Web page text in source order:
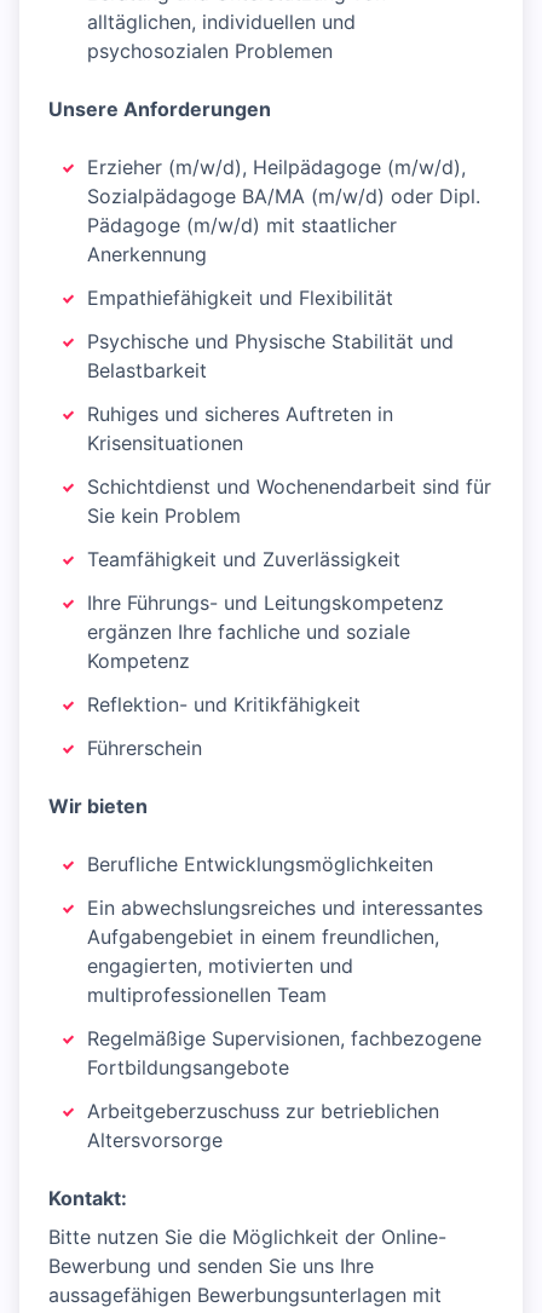
alltäglichen, individuellen und
psychosozialen Problemen
Unsere Anforderungen
Erzieher (m/w/d), Heilpädagoge (m/w/d),
Sozialpädagoge BA/MA (m/w/d) oder Dipl.
Pädagoge (m/w/d) mit staatlicher
Anerkennung
Empathiefähigkeit und Flexibilität
Psychische und Physische Stabilität und
Belastbarkeit
Ruhiges und sicheres Auftreten in
Krisensituationen
Schichtdienst und Wochenendarbeit sind für
Sie kein Problem
Teamfähigkeit und Zuverlässigkeit
Ihre Führungs- und Leitungskompetenz
ergänzen Ihre fachliche und soziale
Kompetenz
Reflektion- und Kritikfähigkeit
Führerschein
Wir bieten
Berufliche Entwicklungsmöglichkeiten
Ein abwechslungsreiches und interessantes
Aufgabengebiet in einem freundlichen,
engagierten, motivierten und
multiprofessionellen Team
Regelmäßige Supervisionen, fachbezogene
Fortbildungsangebote
Arbeitgeberzuschuss zur betrieblichen
Altersvorsorge
Kontakt:
Bitte nutzen Sie die Möglichkeit der Online-
Bewerbung und senden Sie uns Ihre
aussagefähigen Bewerbungsunterlagen mit